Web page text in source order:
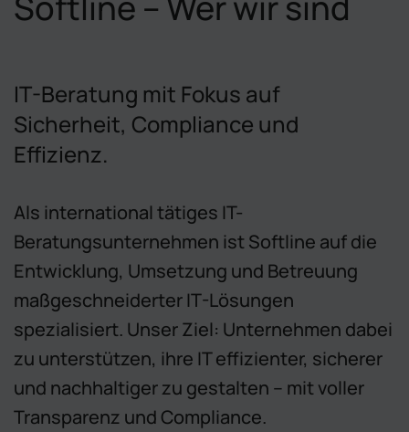
IT-Beratung mit Fokus auf
Sicherheit, Compliance und
Effizienz.
Als international tätiges IT-
Beratungsunternehmen ist Softline auf die
Entwicklung, Umsetzung und Betreuung
maßgeschneiderter IT-Lösungen
spezialisiert. Unser Ziel: Unternehmen dabei
zu unterstützen, ihre IT effizienter, sicherer
und nachhaltiger zu gestalten – mit voller
Transparenz und Compliance.